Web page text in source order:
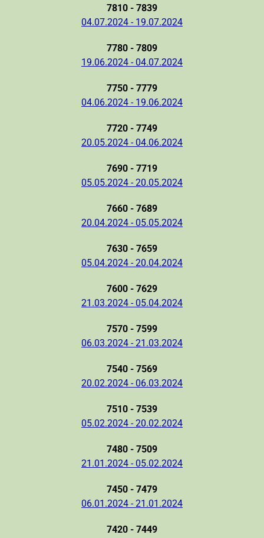
7810 - 7839
04.07.2024 - 19.07.2024
7780 - 7809
19.06.2024 - 04.07.2024
7750 - 7779
04.06.2024 - 19.06.2024
7720 - 7749
20.05.2024 - 04.06.2024
7690 - 7719
05.05.2024 - 20.05.2024
7660 - 7689
20.04.2024 - 05.05.2024
7630 - 7659
05.04.2024 - 20.04.2024
7600 - 7629
21.03.2024 - 05.04.2024
7570 - 7599
06.03.2024 - 21.03.2024
7540 - 7569
20.02.2024 - 06.03.2024
7510 - 7539
05.02.2024 - 20.02.2024
7480 - 7509
21.01.2024 - 05.02.2024
7450 - 7479
06.01.2024 - 21.01.2024
7420 - 7449